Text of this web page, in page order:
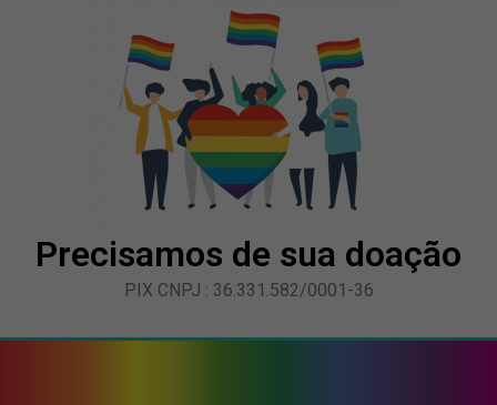
Precisamos de sua doação
PIX CNPJ : 36.331.582/0001-36